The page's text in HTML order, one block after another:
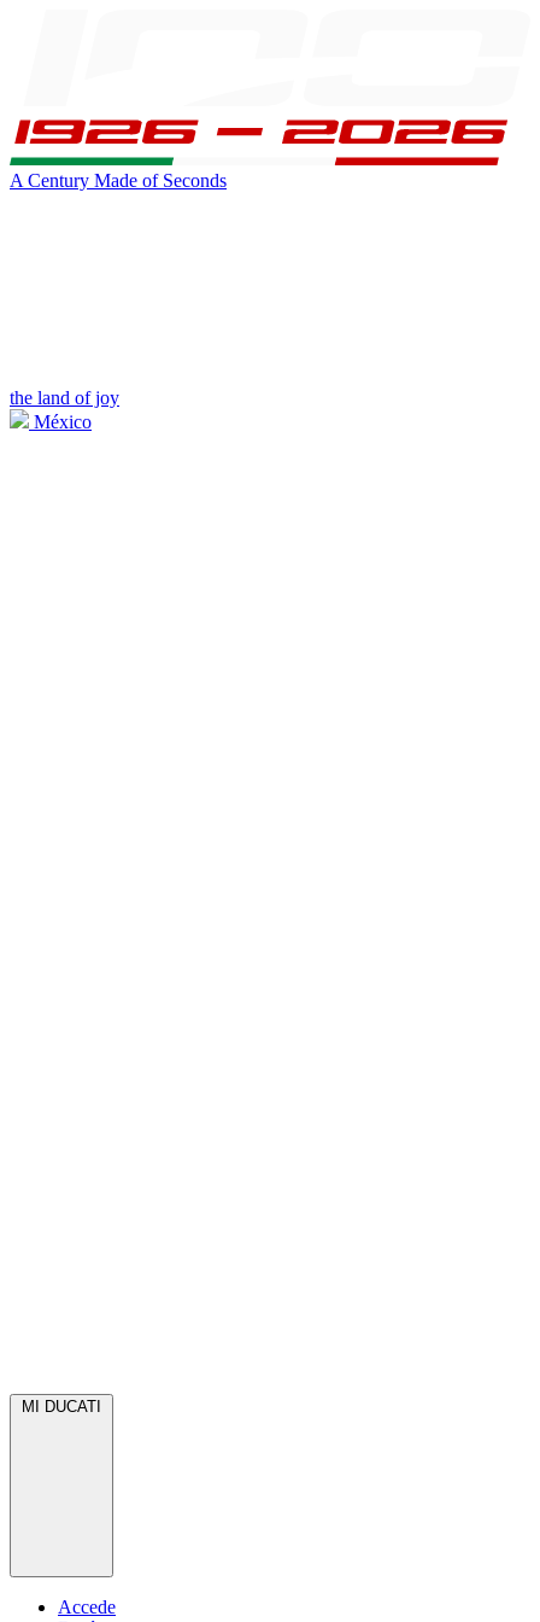
A Century Made of Seconds
the land of joy
México
MI DUCATI
Accede